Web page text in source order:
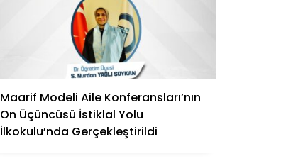
Maarif Modeli Aile Konferansları’nın
On Üçüncüsü İstiklal Yolu
İlkokulu’nda Gerçekleştirildi